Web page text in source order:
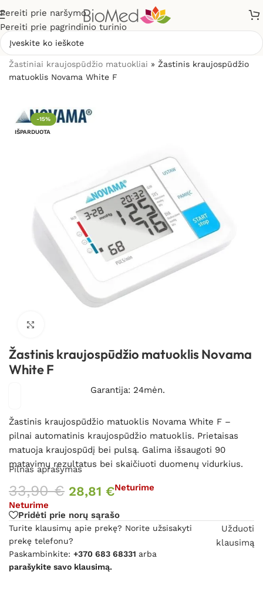
Pereiti prie naršymo
Pereiti prie pagrindinio turinio
Žastiniai kraujospūdžio matuokliai » Žastinis kraujospūdžio
matuoklis Novama White F
-15%
IŠPARDUOTA
Žastinis kraujospūdžio matuoklis Novama
White F
Garantija: 24mėn.
Žastinis kraujospūdžio matuoklis Novama White F –
pilnai automatinis kraujospūdžio matuoklis. Prietaisas
matuoja kraujospūdį bei pulsą. Galima išsaugoti 90
matavimų rezultatus bei skaičiuoti duomenų vidurkius.
Pilnas aprašymas
33,90€ 28,81 €Neturime
Neturime
Pridėti prie norų sąrašo
Turite klausimų apie prekę? Norite užsisakyti
prekę telefonu?
Paskambinkite: +370 683 68331 arba
parašykite savo klausimą.
Užduoti
klausimą